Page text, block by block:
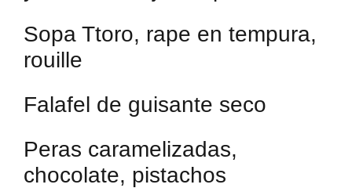
Sopa Ttoro, rape en tempura,
rouille
Falafel de guisante seco
Peras caramelizadas,
chocolate, pistachos